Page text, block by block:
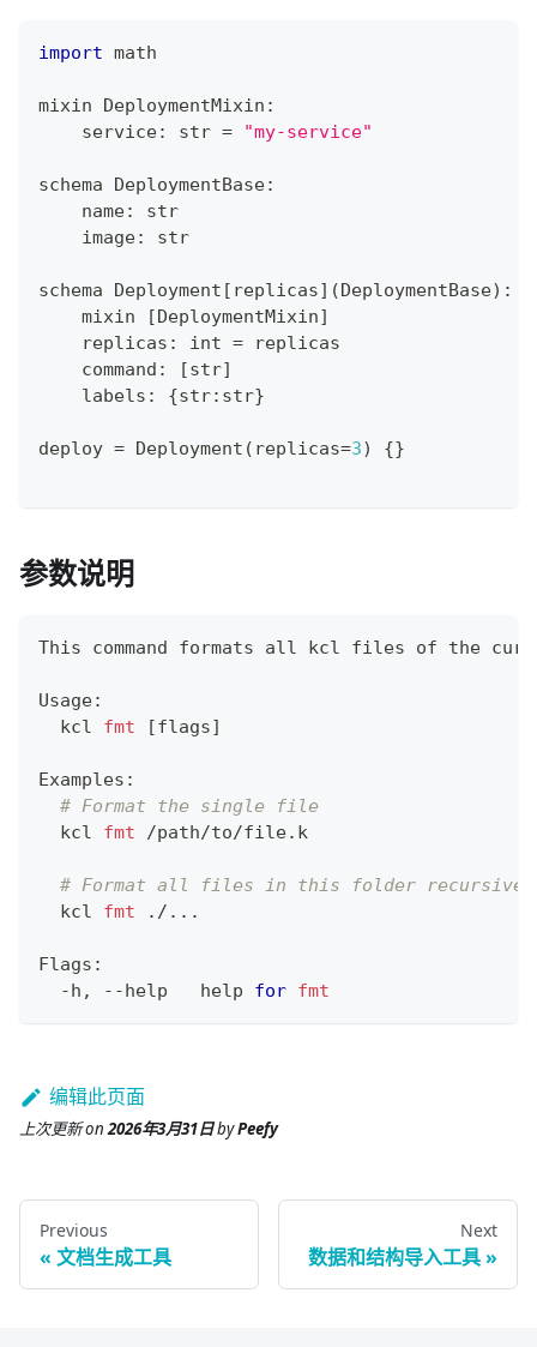
import math
mixin DeploymentMixin :
    service
: str = "my-service"
schema DeploymentBase:
    name
:
str
    image
: str
schema Deployment [ replicas] ( DeploymentBase) :
    mixin
[ DeploymentMixin]
    replicas
: int = replicas
    command
: [str]
    labels
: {str: str}
deploy = Deployment ( replicas=3) {}
参数说明
This command formats all kcl files of the
Usage:
  kcl
fmt [flags]
Examples:
# Format the single file
  kcl
fmt /path/to/file.k
# Format all files in this folder
  kcl
fmt ./ .. .
Flags:
  -h, --help
help for fmt
编辑此页面
上次更新on2026年3月31日byPeefy
Previous
文档生成工具
Next
数据和结构导入工具